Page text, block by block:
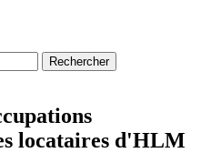
Rechercher
locataires d'HLM